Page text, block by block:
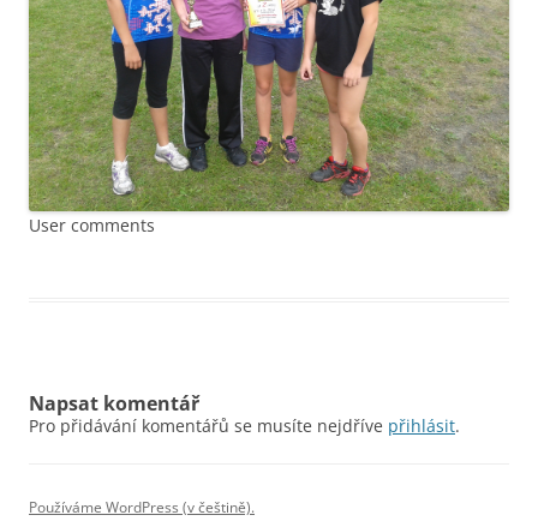
User comments
Napsat komentář
Pro přidávání komentářů se musíte nejdříve přihlásit.
Používáme WordPress (v češtině).